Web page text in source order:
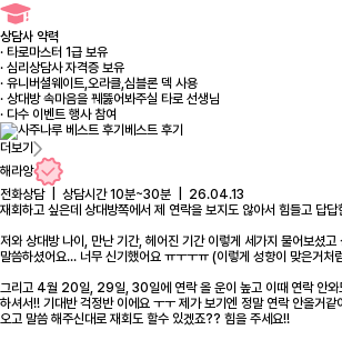
상담사 약력
· 타로마스터 1급 보유
· 심리상담사 자격증 보유
· 유니버셜웨이트,오라클,심블론 덱 사용
· 상대방 속마음을 꿰뚫어봐주실 타로 선생님
· 다수 이벤트 행사 참여
베스트 후기
더보기
해라앙
전화상담 | 상담시간 10분~30분 | 26.04.13
재회하고 싶은데 상대방쪽에서 제 연락을 보지도 않아서 힘들고 답
저와 상대방 나이, 만난 기간, 헤어진 기간 이렇게 세가지 물어보셨고
말씀하셨어요... 너무 신기했어요 ㅠㅜㅜㅠ (이렇게 성향이 맞은거처
그리고 4월 20일, 29일, 30일에 연락 올 운이 높고 이때 연락 안와
하셔서!! 기대반 걱정반 이에요 ㅜㅜ 제가 보기엔 정말 연락 안올거같
오고 말씀 해주신대로 재회도 할수 있겠죠?? 힘을 주세요!!